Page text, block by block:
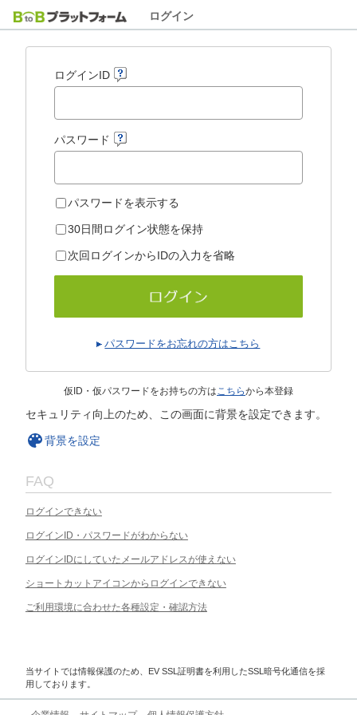
ログイン
ログインID
パスワード
パスワードを表示する
30日間ログイン状態を保持
次回ログインからIDの入力を省略
パスワードをお忘れの方はこちら
仮ID・仮パスワードをお持ちの方はこちらから本登録
セキュリティ向上のため、この画面に背景を設定できます。
背景を設定
FAQ
ログインできない
ログインID・パスワードがわからない
ログインIDにしていたメールアドレスが使えない
ショートカットアイコンからログインできない
ご利用環境に合わせた各種設定・確認方法
当サイトでは情報保護のため、EV SSL証明書を利用したSSL暗号化通信を採
用しております。